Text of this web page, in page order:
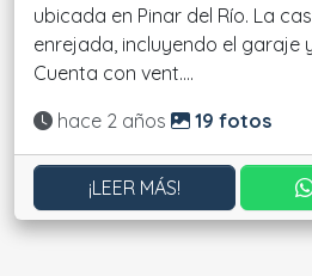
ubicada en Pinar del Río. La
enrejada, incluyendo el garaje
Cuenta con vent....
Actualizado:
hace 2 años 19 fotos
¡LEER MÁS!